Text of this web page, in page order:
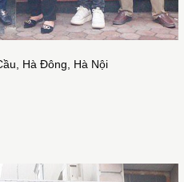
Hà Đông, Hà Nội